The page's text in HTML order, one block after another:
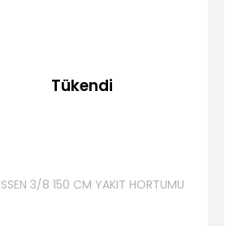
Tükendi
3/8 150 CM YAKIT HORTUMU